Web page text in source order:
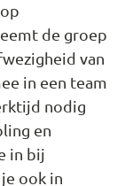
de groep
van
in een team
nodig
en
in bij
ook in